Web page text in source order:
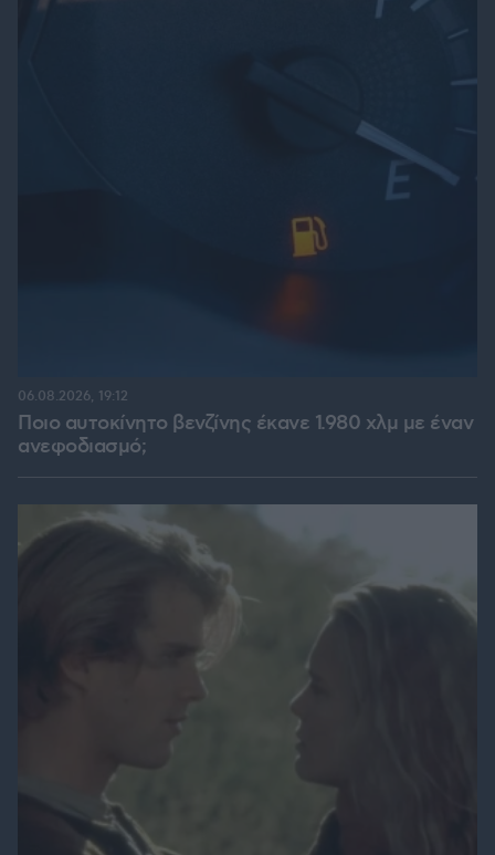
Ποιο αυτοκίνητο βενζίνης έκανε 1.980 χλμ με έναν
ανεφοδιασμό;
06.08.2026, 19:12